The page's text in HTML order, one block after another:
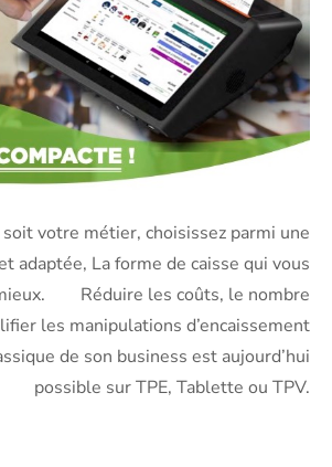
votre métier, choisissez parmi une
adaptée, La forme de caisse qui vous
Réduire les coûts, le nombre
les manipulations d’encaissement
de son business est aujourd’hui
possible sur TPE, Tablette ou TPV.